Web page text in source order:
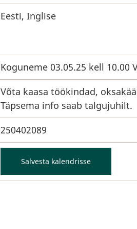
Eesti, Inglise
Koguneme 03.05.25 kell 10.00
Võta kaasa töökindad,
Täpsema info saab talgujuhilt.
250402089
Salvesta kalendrisse